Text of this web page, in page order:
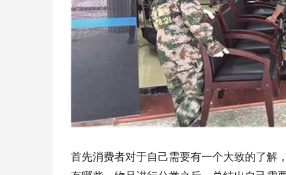
首先消费者对于自己需要有一个大致的了解